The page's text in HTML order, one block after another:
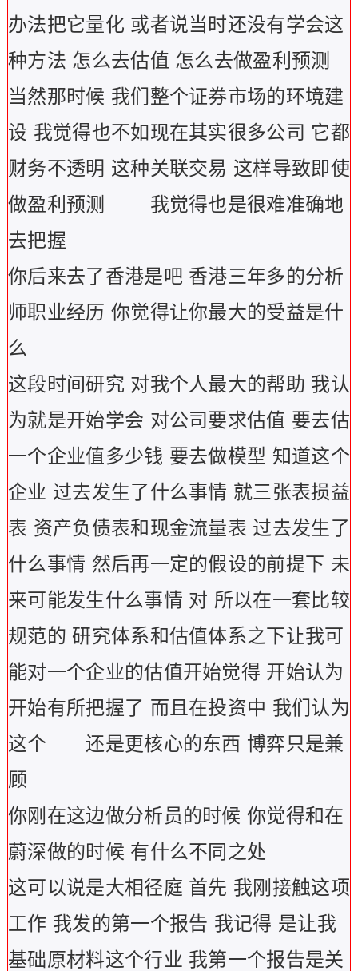
办法把它量化 或者说当时还没有学会这
种方法 怎么去估值 怎么去做盈利预测
当然那时候 我们整个证券市场的环境建
设 我觉得也不如现在其实很多公司 它都
财务不透明 这种关联交易 这样导致即使
做盈利预测 我觉得也是很难准确地
去把握
你后来去了香港是吧 香港三年多的分析
师职业经历 你觉得让你最大的受益是什
么
这段时间研究 对我个人最大的帮助 我认
为就是开始学会 对公司要求估值 要去估
一个企业值多少钱 要去做模型 知道这个
企业 过去发生了什么事情 就三张表损益
表 资产负债表和现金流量表 过去发生了
什么事情 然后再一定的假设的前提下 未
来可能发生什么事情 对 所以在一套比较
规范的 研究体系和估值体系之下让我可
能对一个企业的估值开始觉得 开始认为
开始有所把握了 而且在投资中 我们认为
这个 还是更核心的东西 博弈只是兼
顾
你刚在这边做分析员的时候 你觉得和在
蔚深做的时候 有什么不同之处
这可以说是大相径庭 首先 我刚接触这项
工作 我发的第一个报告 我记得 是让我
基础原材料这个行业 我第一个报告是关